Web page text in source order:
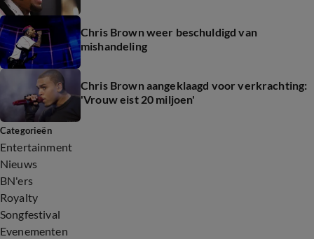
Chris Brown weer beschuldigd van
mishandeling
Chris Brown aangeklaagd voor verkrachting:
'Vrouw eist 20 miljoen'
Categorieën
Entertainment
Nieuws
BN'ers
Royalty
Songfestival
Evenementen